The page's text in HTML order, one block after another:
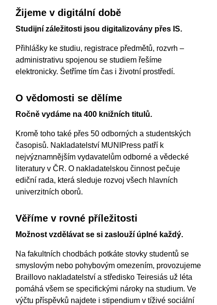
Žijeme v digitální době
Studijní záležitosti jsou digitalizovány přes IS.
Přihlášky ke studiu, registrace předmětů, rozvrh –
administrativu spojenou se studiem řešíme
elektronicky. Šetříme tím čas i životní prostředí.
O vědomosti se dělíme
Ročně vydáme na 400 knižních titulů.
Kromě toho také přes 50 odborných a studentských
časopisů. Nakladatelství MUNIPress patří k
nejvýznamnějším vydavatelům odborné a vědecké
literatury v ČR. O nakladatelskou činnost pečuje
ediční rada, která sleduje rozvoj všech hlavních
univerzitních oborů.
Věříme v rovné příležitosti
Možnost vzdělávat se si zaslouží úplné každý.
Na fakultních chodbách potkáte stovky studentů se
smyslovým nebo pohybovým omezením, provozujeme
Braillovo nakladatelství a středisko Teiresiás už léta
pomáhá všem se specifickými nároky na studium. Ve
výčtu příspěvků najdete i stipendium v tíživé sociální